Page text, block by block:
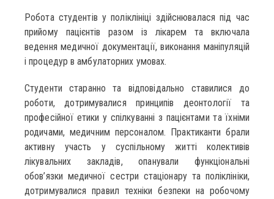
Робота студентів у поліклініці здійснювалася під час
прийому пацієнтів разом із лікарем та включала
ведення медичної документації, виконання маніпуляцій
і процедур в амбулаторних умовах.
Студенти старанно та відповідально ставилися до
роботи, дотримувалися принципів деонтології та
професійної етики у спілкуванні з пацієнтами та їхніми
родичами, медичним персоналом. Практиканти брали
активну участь у суспільному житті колективів
лікувальних закладів, опанували функціональні
обов’язки медичної сестри стаціонару та поліклініки,
дотримувалися правил техніки безпеки на робочому